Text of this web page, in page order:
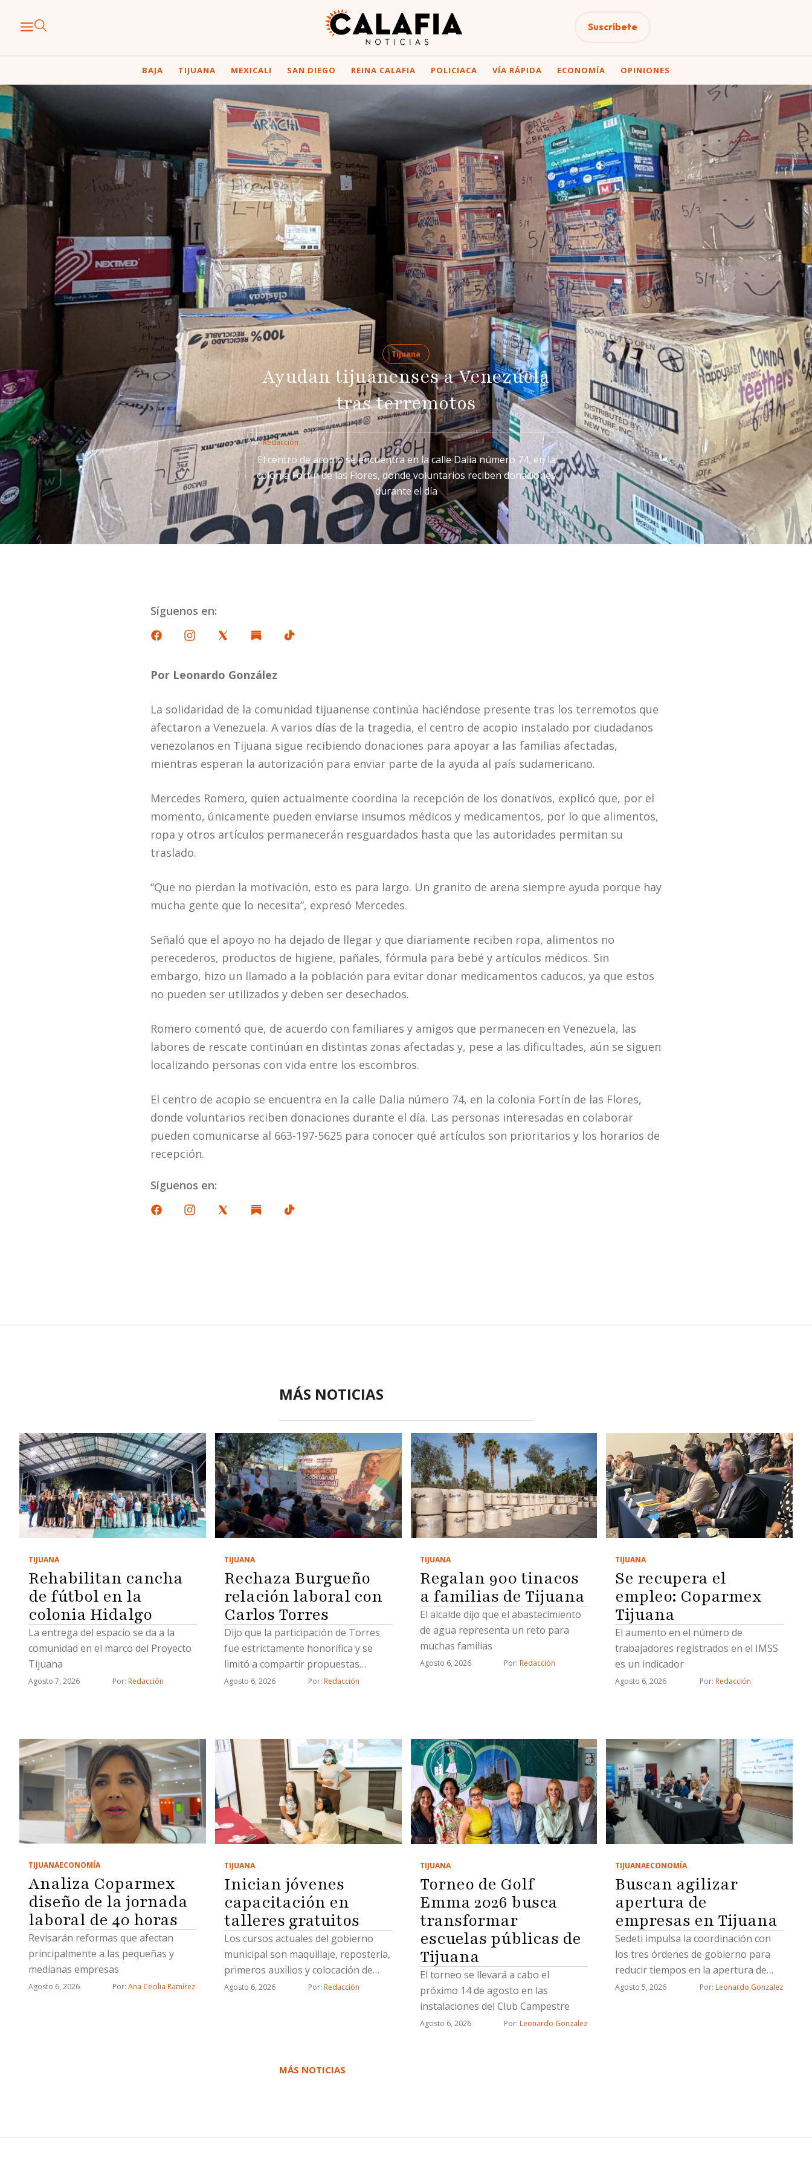
Suscríbete
BAJA TIJUANA MEXICALI SAN DIEGO REINA CALAFIA POLICIACA VÍA RÁPIDA ECONOMÍA OPINIONES
Tijuana
Ayudan tijuanenses a Venezuela
tras terremotos
Por: Redacción
El centro de acopio se encuentra en la calle Dalia número 74, en la
colonia Fortín de las Flores, donde voluntarios reciben donaciones
durante el día
Síguenos en:
Por Leonardo González
La solidaridad de la comunidad tijuanense continúa haciéndose presente tras los terremotos que
afectaron a Venezuela. A varios días de la tragedia, el centro de acopio instalado por ciudadanos
venezolanos en Tijuana sigue recibiendo donaciones para apoyar a las familias afectadas,
mientras esperan la autorización para enviar parte de la ayuda al país sudamericano.
Mercedes Romero, quien actualmente coordina la recepción de los donativos, explicó que, por el
momento, únicamente pueden enviarse insumos médicos y medicamentos, por lo que alimentos,
ropa y otros artículos permanecerán resguardados hasta que las autoridades permitan su
traslado.
“Que no pierdan la motivación, esto es para largo. Un granito de arena siempre ayuda porque hay
mucha gente que lo necesita”, expresó Mercedes.
Señaló que el apoyo no ha dejado de llegar y que diariamente reciben ropa, alimentos no
perecederos, productos de higiene, pañales, fórmula para bebé y artículos médicos. Sin
embargo, hizo un llamado a la población para evitar donar medicamentos caducos, ya que estos
no pueden ser utilizados y deben ser desechados.
Romero comentó que, de acuerdo con familiares y amigos que permanecen en Venezuela, las
labores de rescate continúan en distintas zonas afectadas y, pese a las dificultades, aún se siguen
localizando personas con vida entre los escombros.
El centro de acopio se encuentra en la calle Dalia número 74, en la colonia Fortín de las Flores,
donde voluntarios reciben donaciones durante el día. Las personas interesadas en colaborar
pueden comunicarse al 663-197-5625 para conocer qué artículos son prioritarios y los horarios de
recepción.
Síguenos en:
MÁS NOTICIAS
TIJUANA
Rehabilitan cancha
de fútbol en la
colonia Hidalgo
La entrega del espacio se da a la
comunidad en el marco del Proyecto
Tijuana
Agosto 7, 2026 Por: Redacción
TIJUANA
Rechaza Burgueño
relación laboral con
Carlos Torres
Dijo que la participación de Torres
fue estrictamente honorífica y se
limitó a compartir propuestas
relacionadas con proyectos
Agosto 6, 2026 Por: Redacción
TIJUANA
Regalan 900 tinacos
a familias de Tijuana
El alcalde dijo que el abastecimiento
de agua representa un reto para
muchas familias
Agosto 6, 2026 Por: Redacción
TIJUANA
Se recupera el
empleo: Coparmex
Tijuana
El aumento en el número de
trabajadores registrados en el IMSS
es un indicador
Agosto 6, 2026 Por: Redacción
TIJUANAECONOMÍA
Analiza Coparmex
diseño de la jornada
laboral de 40 horas
Revisarán reformas que afectan
principalmente a las pequeñas y
medianas empresas
Agosto 6, 2026 Por: Ana Cecilia Ramírez
TIJUANA
Inician jóvenes
capacitación en
talleres gratuitos
Los cursos actuales del gobierno
municipal son maquillaje, repostería,
primeros auxilios y colocación de
uñas acrílicas
Agosto 6, 2026 Por: Redacción
TIJUANA
Torneo de Golf
Emma 2026 busca
transformar
escuelas públicas de
Tijuana
El torneo se llevará a cabo el
próximo 14 de agosto en las
instalaciones del Club Campestre
Agosto 6, 2026 Por: Leonardo Gonzalez
TIJUANAECONOMÍA
Buscan agilizar
apertura de
empresas en Tijuana
Sedeti impulsa la coordinación con
los tres órdenes de gobierno para
reducir tiempos en la apertura de
nuevos negocios
Agosto 5, 2026 Por: Leonardo Gonzalez
MÁS NOTICIAS